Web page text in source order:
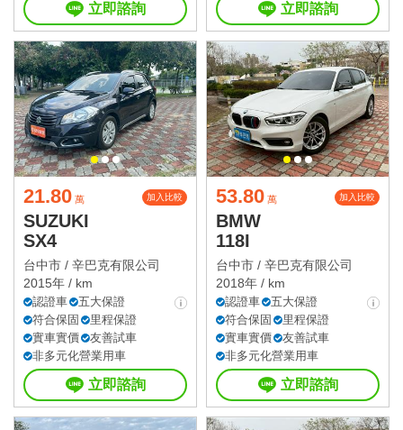
立即諮詢 立即諮詢
21.80 萬 加入比較
SUZUKI
SX4
台中市 / 辛巴克有限公司
2015年 / km
認證車
五大保證
符合保固
里程保證
實車實價
友善試車
非多元化營業用車
立即諮詢
53.80 萬 加入比較
BMW
118I
台中市 / 辛巴克有限公司
2018年 / km
認證車
五大保證
符合保固
里程保證
實車實價
友善試車
非多元化營業用車
立即諮詢